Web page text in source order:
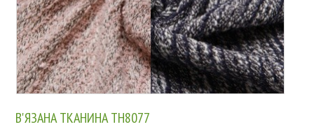
В'ЯЗАНА ТКАНИНА TH8077